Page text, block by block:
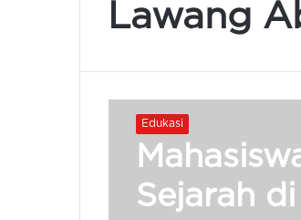
Lawang
Edukasi
Sejarah